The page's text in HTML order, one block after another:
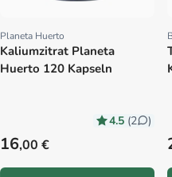
Proveedor:
Planeta Huerto
Kaliumzitrat Planeta
Huerto 120 Kapseln
4.5 (2 )
Precio habitual
16,00 €